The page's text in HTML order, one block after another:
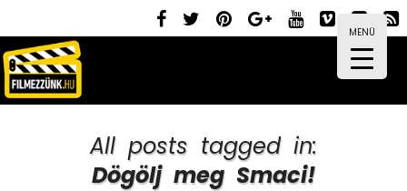
MENÜ
All posts tagged in:
Dögölj meg Smaci!